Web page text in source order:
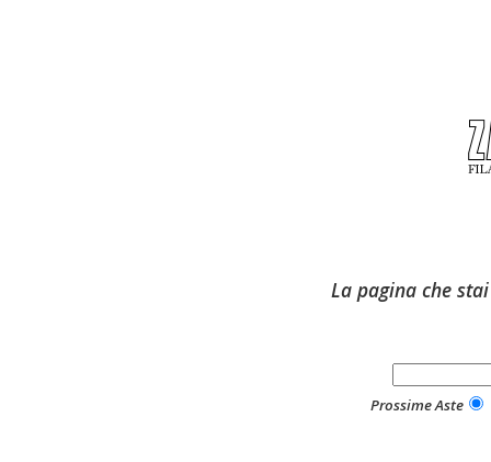
La pagina che
Prossime Aste